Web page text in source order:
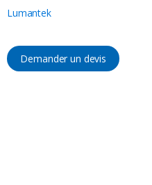
Lumantek
Demander un devis